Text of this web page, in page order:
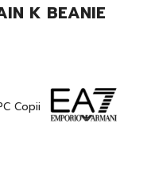
K BEANIE
Copii